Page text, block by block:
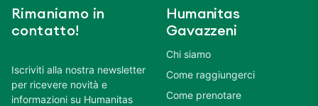
Rimaniamo in
contatto!
Iscriviti alla nostra newsletter
per ricevere novità e
informazioni su Humanitas
Humanitas
Gavazzeni
Chi siamo
Come raggiungerci
Come prenotare